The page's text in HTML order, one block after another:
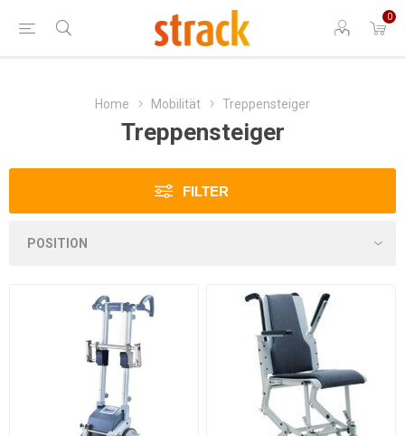
0
Home Mobilität Treppensteiger
Treppensteiger
FILTER